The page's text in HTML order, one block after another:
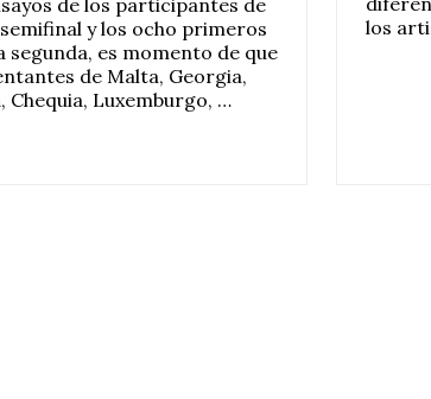
de los participantes de
y los ocho primeros
segunda, es momento de que
de Malta, Georgia,
Chequia, Luxemburgo, …
los